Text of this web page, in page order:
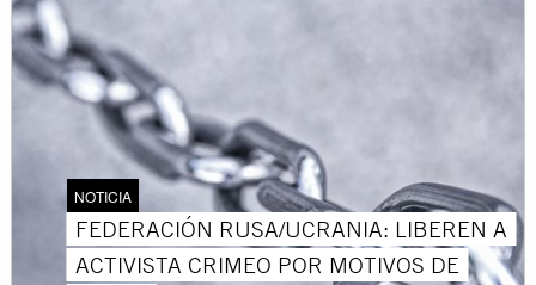
NOTICIA
FEDERACIÓN RUSA/UCRANIA: LIBEREN A
ACTIVISTA CRIMEO POR MOTIVOS DE